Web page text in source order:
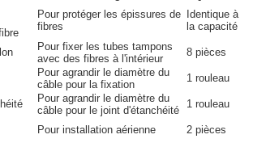
Pour protéger les épissures de
fibres
Identique à
la capacité
Pour fixer les tubes tampons
avec des fibres à l'intérieur
8 pièces
Pour agrandir le diamètre du
câble pour la fixation
1 rouleau
Pour agrandir le diamètre du
câble pour le joint d'étanchéité
1 rouleau
Pour installation aérienne 2 pièces